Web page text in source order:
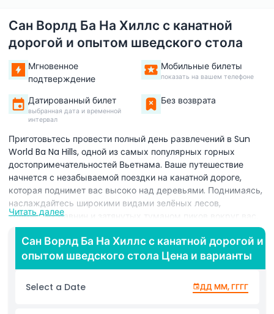
Сан Ворлд Ба На Хиллс с канатной
дорогой и опытом шведского стола
Мгновенное
подтверждение
Мобильные билеты
показать на вашем телефоне
Датированный билет
выбранная дата и временной
интервал
Без возврата
Приготовьтесь провести полный день развлечений в Sun
World Ba Na Hills, одной из самых популярных горных
достопримечательностей Вьетнама. Ваше путешествие
начнется с незабываемой поездки на канатной дороге,
которая поднимет вас высоко над деревьями. Поднимаясь,
наслаждайтесь широкими видами зелёных лесов,
холмистых равнин и затянутых туманом пиков вокруг вас.
Чем выше вы поднимаетесь, тем прохладнее становится
воздух, а пейзажи — ещё более драматичными. На вершине
вас ждет мир, полный развлечений и впечатлений.
Прогуляйтесь по известному Золотому мосту, сделайте
фотографии с обзорных площадок и пройдитесь по
очаровательной Французской деревне с её сказочными
Читать далее
Сан Ворлд Ба На Хиллс с канатной дорогой и
опытом шведского стола Цена и варианты
Select a Date ДД ММ, ГГГГ